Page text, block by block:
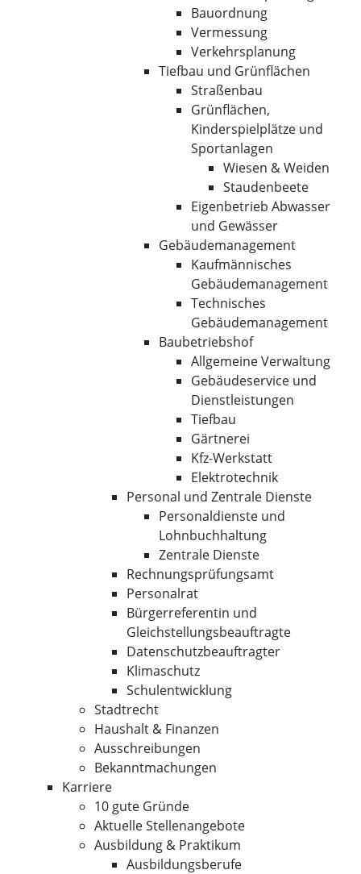
Bauordnung
Vermessung
Verkehrsplanung
Tiefbau und Grünflächen
Straßenbau
Grünflächen,
Kinderspielplätze und
Sportanlagen
Wiesen & Weiden
Staudenbeete
Eigenbetrieb Abwasser
und Gewässer
Gebäudemanagement
Kaufmännisches
Gebäudemanagement
Technisches
Gebäudemanagement
Baubetriebshof
Allgemeine Verwaltung
Gebäudeservice und
Dienstleistungen
Tiefbau
Gärtnerei
Kfz-Werkstatt
Elektrotechnik
Personal und Zentrale Dienste
Personaldienste und
Lohnbuchhaltung
Zentrale Dienste
Rechnungsprüfungsamt
Personalrat
Bürgerreferentin und
Gleichstellungsbeauftragte
Datenschutzbeauftragter
Klimaschutz
Schulentwicklung
Stadtrecht
Haushalt & Finanzen
Ausschreibungen
Bekanntmachungen
Karriere
10 gute Gründe
Aktuelle Stellenangebote
Ausbildung & Praktikum
Ausbildungsberufe